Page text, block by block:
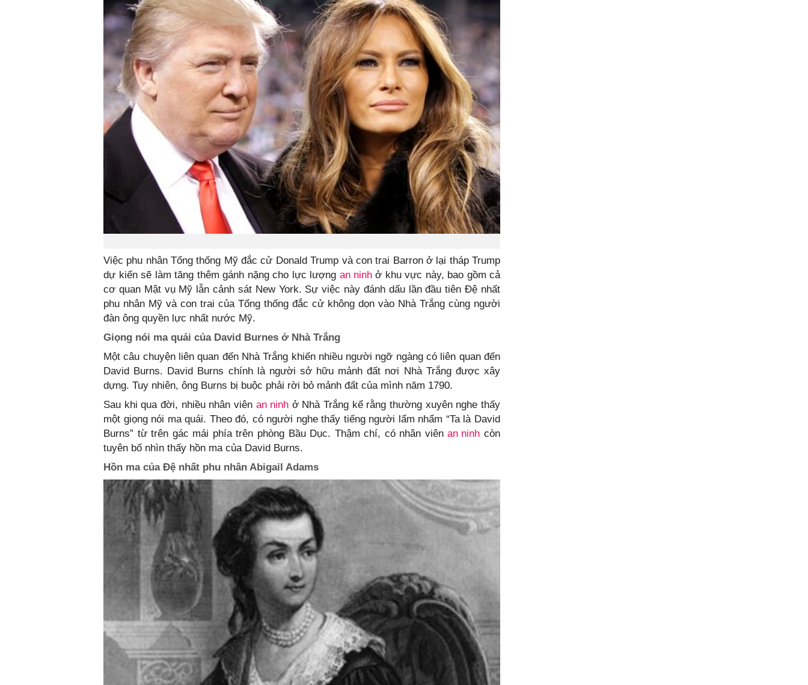
Việc phu nhân Tổng thống Mỹ đắc cử Donald Trump và con trai Barron ở lại tháp Trump
dự kiến sẽ làm tăng thêm gánh nặng cho lực lượng an ninhở khu vực này, bao gồm cả
cơ quan Mật vụ Mỹ lẫn cảnh sát New York. Sự việc này đánh dấu lần đầu tiên Đệ nhất
phu nhân Mỹ và con trai của Tổng thống đắc cử không dọn vào Nhà Trắng cùng người
đàn ông quyền lực nhất nước Mỹ.
Giọng nói ma quái của David Burnes ở Nhà Trắng
Một câu chuyện liên quan đến Nhà Trắng khiến nhiều người ngỡ ngàng có liên quan đến
David Burns. David Burns chính là người sở hữu mảnh đất nơi Nhà Trắng được xây
dựng. Tuy nhiên, ông Burns bị buộc phải rời bỏ mảnh đất của mình năm 1790.
Sau khi qua đời, nhiều nhân viên an ninhở Nhà Trắng kể rằng thường xuyên nghe thấy
một giọng nói ma quái. Theo đó, có người nghe thấy tiếng người lẩm nhẩm “Ta là David
Burns” từ trên gác mái phía trên phòng Bầu Dục. Thậm chí, có nhân viênan ninh còn
tuyên bố nhìn thấy hồn ma của David Burns.
Hồn ma của Đệ nhất phu nhân Abigail Adams